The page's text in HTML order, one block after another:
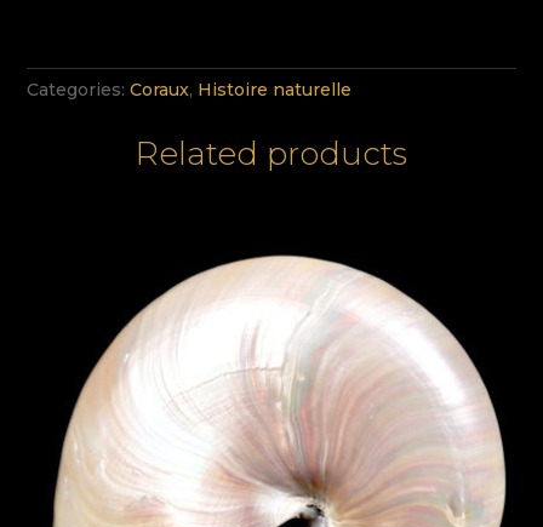
Categories:Coraux, Histoire naturelle
Related products